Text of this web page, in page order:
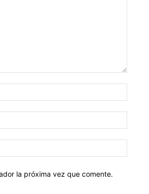
la próxima vez que comente.